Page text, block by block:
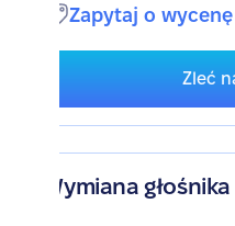
Zapytaj o wycenę
Zleć
Wymiana głośnika